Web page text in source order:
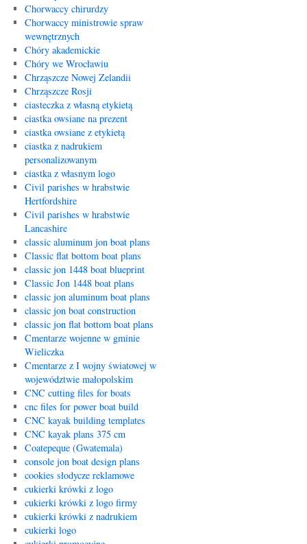
Chorwaccy chirurdzy
Chorwaccy ministrowie spraw
wewnętrznych
Chóry akademickie
Chóry we Wrocławiu
Chrząszcze Nowej Zelandii
Chrząszcze Rosji
ciasteczka z własną etykietą
ciastka owsiane na prezent
ciastka owsiane z etykietą
ciastka z nadrukiem
personalizowanym
ciastka z własnym logo
Civil parishes w hrabstwie
Hertfordshire
Civil parishes w hrabstwie
Lancashire
classic aluminum jon boat plans
Classic flat bottom boat plans
classic jon 1448 boat blueprint
Classic Jon 1448 boat plans
classic jon aluminum boat plans
classic jon boat construction
classic jon flat bottom boat plans
Cmentarze wojenne w gminie
Wieliczka
Cmentarze z I wojny światowej w
województwie małopolskim
CNC cutting files for boats
cnc files for power boat build
CNC kayak building templates
CNC kayak plans 375 cm
Coatepeque (Gwatemala)
console jon boat design plans
cookies słodycze reklamowe
cukierki krówki z logo
cukierki krówki z logo firmy
cukierki krówki z nadrukiem
cukierki logo